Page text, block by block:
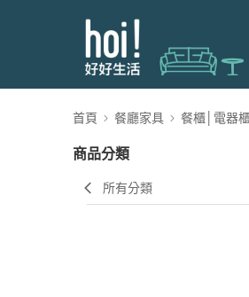
首頁 餐廳家具 餐櫃│電器
商品分類
所有分類